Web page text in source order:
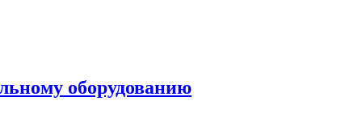
оборудованию